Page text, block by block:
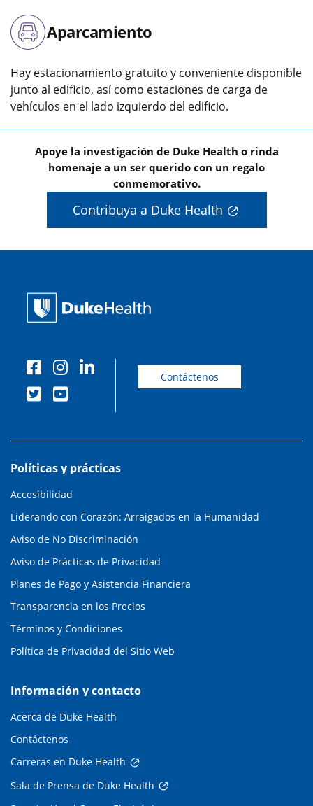
Aparcamiento
Hay estacionamiento gratuito y conveniente disponible
junto al edificio, así como estaciones de carga de
vehículos en el lado izquierdo del edificio.
Apoye la investigación de Duke Health o rinda
homenaje a un ser querido con un regalo
conmemorativo.
Contribuya a Duke Health
Contáctenos
Políticas y prácticas
Accesibilidad
Liderando con Corazón: Arraigados en la Humanidad
Aviso de No Discriminación
Aviso de Prácticas de Privacidad
Planes de Pago y Asistencia Financiera
Transparencia en los Precios
Términos y Condiciones
Política de Privacidad del Sitio Web
Información y contacto
Acerca de Duke Health
Contáctenos
Carreras en Duke Health
Sala de Prensa de Duke Health